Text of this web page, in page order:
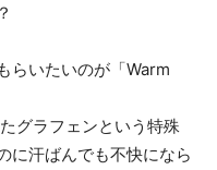
らいたいのが「Warm
グラフェンという特殊
に汗ばんでも不快になら